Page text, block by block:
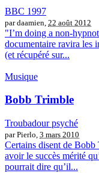
BBC 1997
par daamien, 22 août 2012
"I’m doing a non-
documentaire ravira les
(et récupéré sur...
Musique
Bobb Trimble
Troubadour psyché
par Pierlo, 3 mars 2010
Certains disent de Bobb
avoir le succès mérité
pourrait dire qu’il...